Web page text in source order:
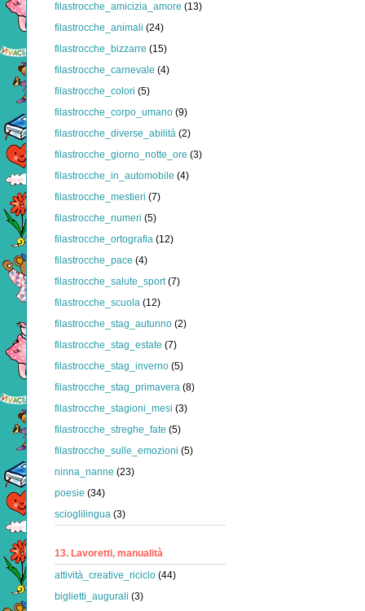
filastrocche_amicizia_amore (13)
filastrocche_animali (24)
filastrocche_bizzarre (15)
filastrocche_carnevale (4)
filastrocche_colori (5)
filastrocche_corpo_umano (9)
filastrocche_diverse_abilità (2)
filastrocche_giorno_notte_ore (3)
filastrocche_in_automobile (4)
filastrocche_mestieri (7)
filastrocche_numeri (5)
filastrocche_ortografia (12)
filastrocche_pace (4)
filastrocche_salute_sport (7)
filastrocche_scuola (12)
filastrocche_stag_autunno (2)
filastrocche_stag_estate (7)
filastrocche_stag_inverno (5)
filastrocche_stag_primavera (8)
filastrocche_stagioni_mesi (3)
filastrocche_streghe_fate (5)
filastrocche_sulle_emozioni (5)
ninna_nanne (23)
poesie (34)
scioglilingua (3)
13. Lavoretti, manualità
attività_creative_riciclo (44)
biglietti_augurali (3)